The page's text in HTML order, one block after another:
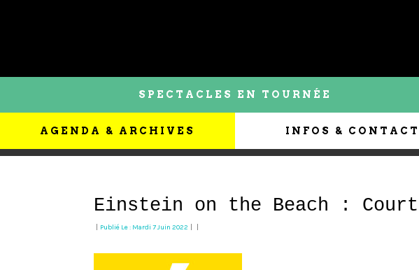
SPECTACLES EN TOURNÉE
AGENDA & ARCHIVES INFOS & CONTACT
Einstein on the Beach :
Publié Le : Mardi 7 Juin 2022